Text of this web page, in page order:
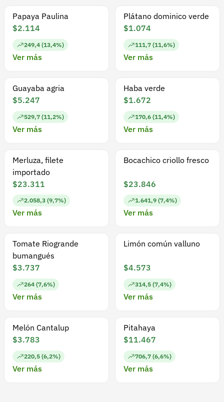
Papaya Paulina
$2.114
249,4 (13,4%)
Ver más
Plátano dominico verde
$1.074
111,7 (11,6%)
Ver más
Guayaba agria
$5.247
529,7 (11,2%)
Ver más
Haba verde
$1.672
170,6 (11,4%)
Ver más
Merluza, filete
importado
$23.311
2.058,3 (9,7%)
Ver más
Bocachico criollo fresco
$23.846
1.641,9 (7,4%)
Ver más
Tomate Riogrande
bumangués
$3.737
264 (7,6%)
Ver más
Limón común valluno
$4.573
314,5 (7,4%)
Ver más
Melón Cantalup
$3.783
220,5 (6,2%)
Ver más
Pitahaya
$11.467
706,7 (6,6%)
Ver más